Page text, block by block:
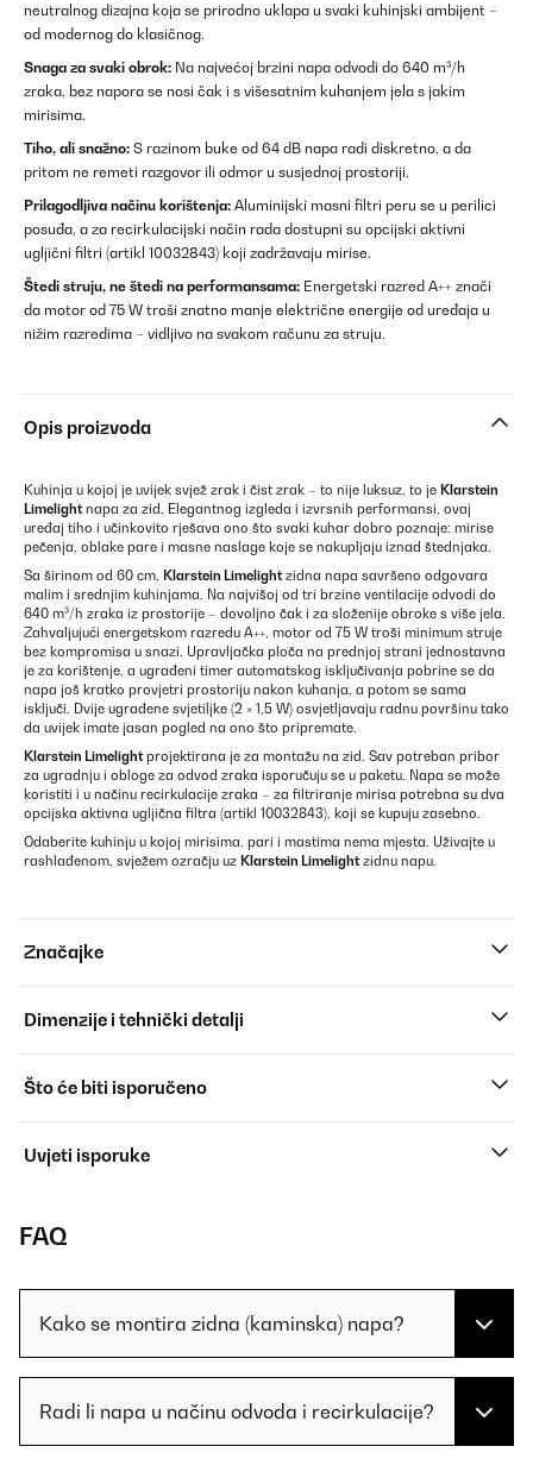
neutralnog dizajna koja se prirodno uklapa u svaki kuhinjski ambijent –
od modernog do klasičnog.
Snaga za svaki obrok: Na najvećoj brzini napa odvodi do 640 m³/h
zraka, bez napora se nosi čak i s višesatnim kuhanjem jela s jakim
mirisima.
Tiho, ali snažno: S razinom buke od 64 dB napa radi diskretno, a da
pritom ne remeti razgovor ili odmor u susjednoj prostoriji.
Prilagodljiva načinu korištenja: Aluminijski masni filtri peru se u perilici
posuđa, a za recirkulacijski način rada dostupni su opcijski aktivni
ugljični filtri (artikl 10032843) koji zadržavaju mirise.
Štedi struju, ne štedi na performansama: Energetski razred A++ znači
da motor od 75 W troši znatno manje električne energije od uređaja u
nižim razredima – vidljivo na svakom računu za struju.
Opis proizvoda
Kuhinja u kojoj je uvijek svjež zrak i čist zrak – to nije luksuz, to je Klarstein
Limelightnapa za zid. Elegantnog izgleda i izvrsnih performansi, ovaj
uređaj tiho i učinkovito rješava ono što svaki kuhar dobro poznaje: mirise
pečenja, oblake pare i masne naslage koje se nakupljaju iznad štednjaka.
Sa širinom od 60 cm, Klarstein Limelightzidna napa savršeno odgovara
malim i srednjim kuhinjama. Na najvišoj od tri brzine ventilacije odvodi do
640 m³/h zraka iz prostorije – dovoljno čak i za složenije obroke s više jela.
Zahvaljujući energetskom razredu A++, motor od 75 W troši minimum struje
bez kompromisa u snazi. Upravljačka ploča na prednjoj strani jednostavna
je za korištenje, a ugrađeni timer automatskog isključivanja pobrine se da
napa još kratko provjetri prostoriju nakon kuhanja, a potom se sama
isključi. Dvije ugrađene svjetiljke (2 × 1,5 W) osvjetljavaju radnu površinu tako
da uvijek imate jasan pogled na ono što pripremate.
Klarstein Limelightprojektirana je za montažu na zid. Sav potreban pribor
za ugradnju i obloge za odvod zraka isporučuju se u paketu. Napa se može
koristiti i u načinu recirkulacije zraka – za filtriranje mirisa potrebna su dva
opcijska aktivna ugljična filtra (artikl 10032843), koji se kupuju zasebno.
Odaberite kuhinju u kojoj mirisima, pari i mastima nema mjesta. Uživajte u
rashlađenom, svježem ozračju uz Klarstein Limelightzidnu napu.
Značajke
Dimenzije i tehnički detalji
Što će biti isporučeno
Uvjeti isporuke
FAQ
Kako se montira zidna (kaminska) napa?
Radi li napa u načinu odvoda i recirkulacije?